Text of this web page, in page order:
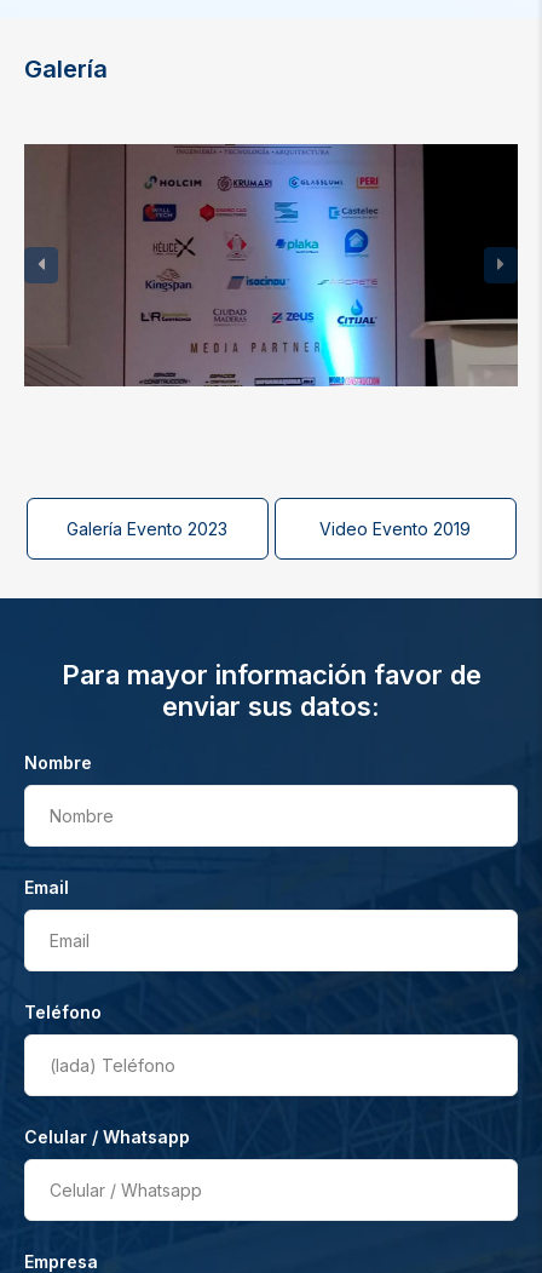
Galería
Galería Evento 2023 Video Evento 2019
Para mayor información favor de
enviar sus datos:
Nombre
Nombre
Email
Email
Teléfono
(lada) Teléfono
Celular / Whatsapp
Celular / Whatsapp
Empresa